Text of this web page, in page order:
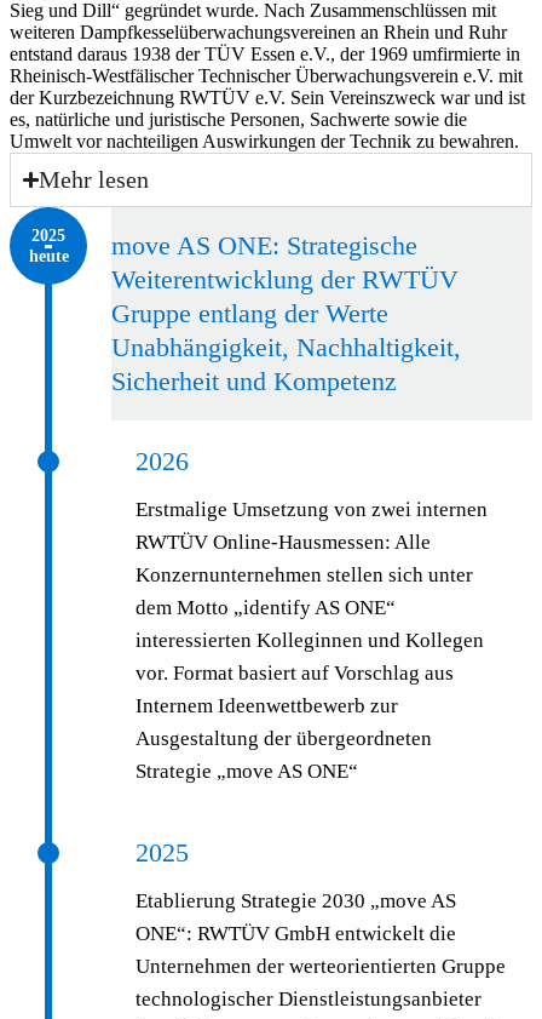
Sieg und Dill“ gegründet wurde. Nach Zusammenschlüssen mit
weiteren Dampfkesselüberwachungsvereinen an Rhein und Ruhr
entstand daraus 1938 der TÜV Essen e.V., der 1969 umfirmierte in
Rheinisch-Westfälischer Technischer Überwachungsverein e.V. mit
der Kurzbezeichnung RWTÜV e.V. Sein Vereinszweck war und ist
es, natürliche und juristische Personen, Sachwerte sowie die
Umwelt vor nachteiligen Auswirkungen der Technik zu bewahren.
Mehr lesen
2025 – heute
2025
heute
move AS ONE: Strategische
Weiterentwicklung der RWTÜV
Gruppe entlang der Werte
Unabhängigkeit, Nachhaltigkeit,
Sicherheit und Kompetenz
2026
Erstmalige Umsetzung von zwei internen
RWTÜV Online-Hausmessen: Alle
Konzernunternehmen stellen sich unter
dem Motto „identify AS ONE“
interessierten Kolleginnen und Kollegen
vor. Format basiert auf Vorschlag aus
Internem Ideenwettbewerb zur
Ausgestaltung der übergeordneten
Strategie „move AS ONE“
2025
Etablierung Strategie 2030 „move AS
ONE“: RWTÜV GmbH entwickelt die
Unternehmen der werteorientierten Gruppe
technologischer Dienstleistungsanbieter